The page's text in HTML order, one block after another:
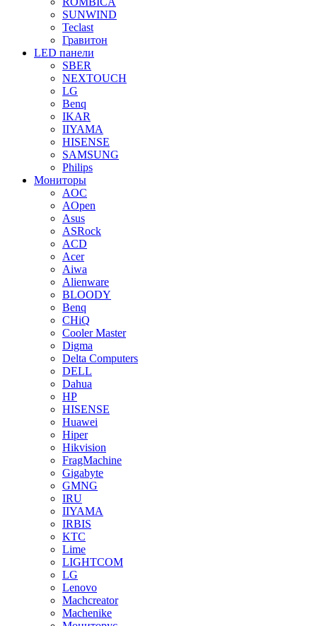
SUNWIND
Teclast
Гравитон
LED панели
SBER
NEXTOUCH
LG
Benq
IKAR
IIYAMA
HISENSE
SAMSUNG
Philips
Мониторы
AOC
AOpen
Asus
ASRock
ACD
Acer
Aiwa
Alienware
BLOODY
Benq
CHiQ
Cooler Master
Digma
Delta Computers
DELL
Dahua
HP
HISENSE
Huawei
Hiper
Hikvision
FragMachine
Gigabyte
GMNG
IRU
IIYAMA
IRBIS
KTC
Lime
LIGHTCOM
LG
Lenovo
Machcreator
Machenike